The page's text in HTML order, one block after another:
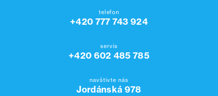
telefon
+420 777 743 924
servis
+420 602 485 785
navštivte nás
Jordánská 978